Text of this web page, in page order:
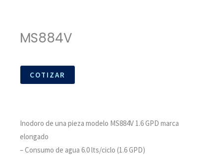
MS884V
COTIZAR
Inodoro de una pieza modelo MS884V 1.6 GPD marca
elongado
– Consumo de agua 6.0 lts/ciclo (1.6 GPD)